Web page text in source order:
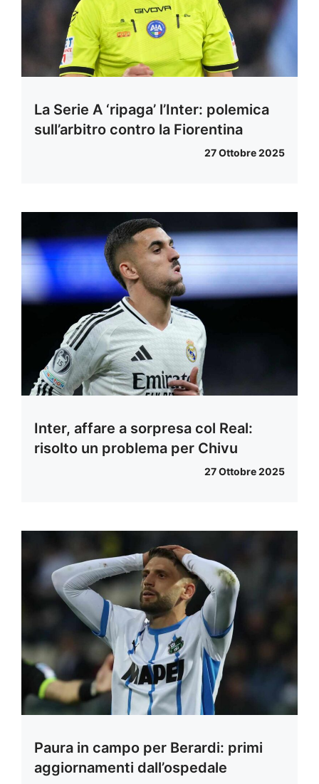
La Serie A ‘ripaga’ l’Inter: polemica
sull’arbitro contro la Fiorentina
27 Ottobre 2025
Inter, affare a sorpresa col Real:
risolto un problema per Chivu
27 Ottobre 2025
Paura in campo per Berardi: primi
aggiornamenti dall’ospedale